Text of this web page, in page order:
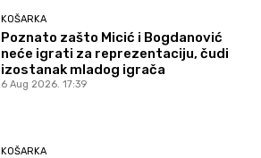
KOŠARKA
Poznato zašto Micić i Bogdanović
neće igrati za reprezentaciju, čudi
izostanak mladog igrača
6 Aug 2026. 17:39
KOŠARKA